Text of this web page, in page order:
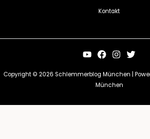
Kontakt
Copyright © 2026 Schlemmerblog München |
München